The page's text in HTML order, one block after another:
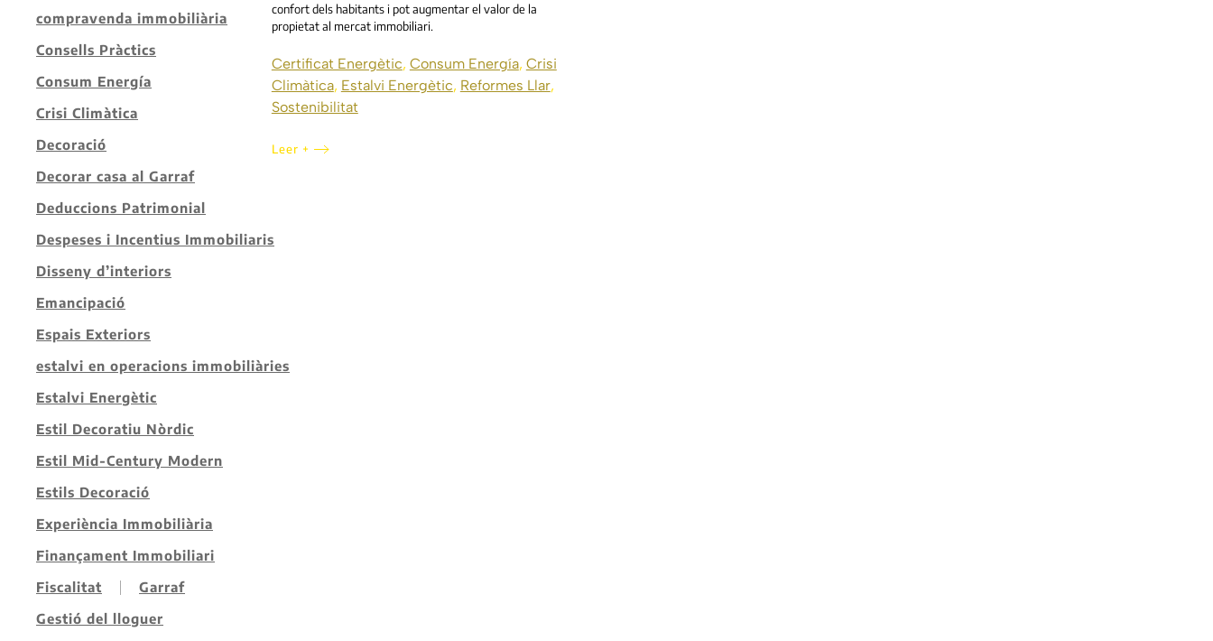
compravenda immobiliària
Consells Pràctics
Consum Energía
Crisi Climàtica
Decoració
Decorar casa al Garraf
Deduccions Patrimonial
Despeses i Incentius Immobiliaris
Disseny d’interiors
Emancipació
Espais Exteriors
estalvi en operacions immobiliàries
Estalvi Energètic
Estil Decoratiu Nòrdic
Estil Mid-Century Modern
Estils Decoració
Experiència Immobiliària
Finançament Immobiliari
Fiscalitat
Garraf
Gestió del lloguer
confort dels habitants i pot augmentar el valor de la
propietat al mercat immobiliari.
Certificat Energètic, Consum Energía, Crisi
Climàtica, Estalvi Energètic, Reformes Llar,
Sostenibilitat
Leer +